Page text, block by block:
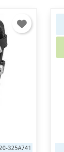
325A745